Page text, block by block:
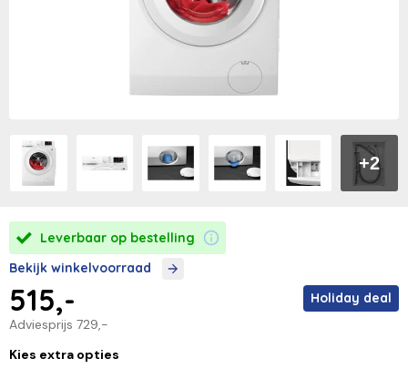
+2
Leverbaar op bestelling
Bekijk winkelvoorraad
Adviesprijs 729,-
515,- Holiday deal
Kies extra opties